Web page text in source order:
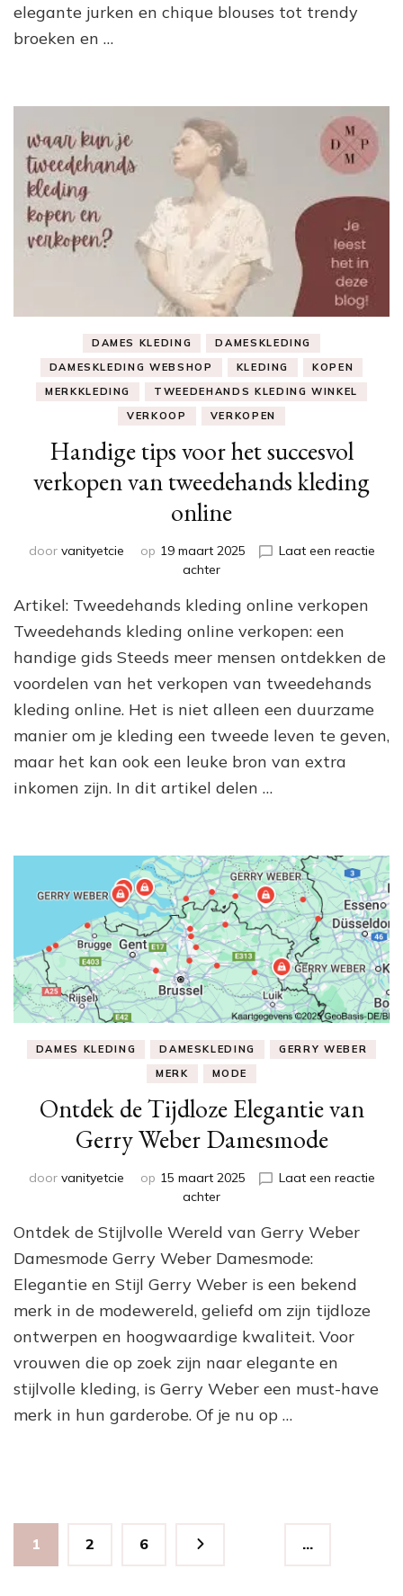
elegante jurken en chique blouses tot trendy
broeken en …
DAMES KLEDING
DAMESKLEDING
DAMESKLEDING WEBSHOP
KLEDING
KOPEN
MERKKLEDING
TWEEDEHANDS KLEDING WINKEL
VERKOOP
VERKOPEN
Handige tips voor het succesvol
verkopen van tweedehands kleding
online
door vanityetcie op 19 maart 2025
Laat een reactie
achterop
tips
voor
succesvol
verkopen
van
tweedehands
kleding
online
Artikel: Tweedehands kleding online verkopen
Tweedehands kleding online verkopen: een
handige gids Steeds meer mensen ontdekken de
voordelen van het verkopen van tweedehands
kleding online. Het is niet alleen een duurzame
manier om je kleding een tweede leven te geven,
maar het kan ook een leuke bron van extra
inkomen zijn. In dit artikel delen …
DAMES KLEDING DAMESKLEDING
GERRY WEBER
MERK
MODE
Ontdek de Tijdloze Elegantie van
Gerry Weber Damesmode
door vanityetcie op 15 maart 2025
Laat een reactie
achterop
de
Tijdloze
van
Gerry
Weber
Damesmode
Ontdek de Stijlvolle Wereld van Gerry Weber
Damesmode Gerry Weber Damesmode:
Elegantie en Stijl Gerry Weber is een bekend
merk in de modewereld, geliefd om zijn tijdloze
ontwerpen en hoogwaardige kwaliteit. Voor
vrouwen die op zoek zijn naar elegante en
stijlvolle kleding, is Gerry Weber een must-have
merk in hun garderobe. Of je nu op …
Berichten
paginering
Pagina
1 Pagina
2 …
Pagina
6